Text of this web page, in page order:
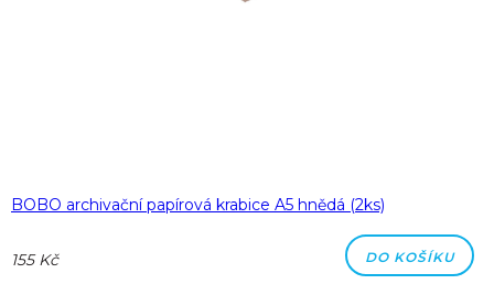
BOBO archivační papírová krabice A5 hnědá (2ks)
155 Kč DO KOŠÍKU